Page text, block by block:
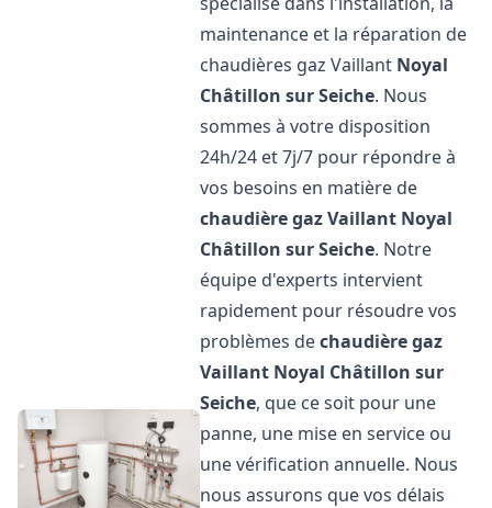
maintenance et la réparation de
chaudières gaz Vaillant Noyal
Châtillon sur Seiche. Nous
sommes à votre disposition
24h/24 et 7j/7 pour répondre à
vos besoins en matière de
chaudière gaz Vaillant Noyal
Châtillon sur Seiche. Notre
équipe d'experts intervient
rapidement pour résoudre vos
problèmes dechaudière gaz
Vaillant Noyal Châtillon sur
Seiche, que ce soit pour une
panne, une mise en service ou
une vérification annuelle. Nous
nous assurons que vos délais